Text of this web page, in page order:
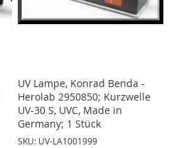
UV Lampe, Konrad Benda -
Herolab 2950850; Kurzwelle
UV-30 S, UVC, Made in
Germany; 1 Stück
SKU: UV-LA1001999